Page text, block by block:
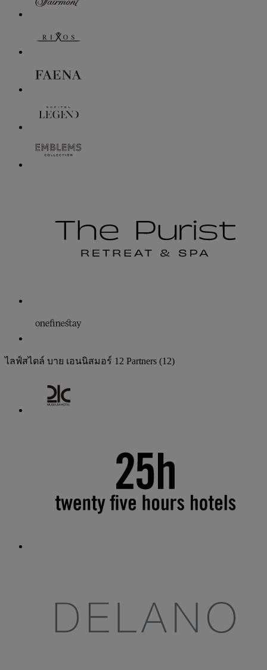
ไลฟ์สไตล์ บาย เอนนิสมอร์ 12 Partners (12)